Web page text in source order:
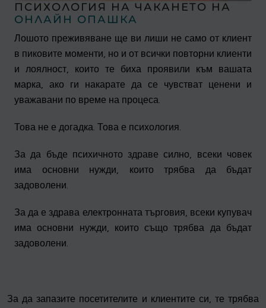
ПСИХОЛОГИЯ НА ЧАКАНЕТО НА
ОНЛАЙН ОПАШКА
Лошото преживяване ще ви лиши не само от клиент
в пиковите моменти, но и от всички повторни клиенти
и лоялност, които те биха проявили към вашата
марка, ако ги накарате да се чувстват ценени и
уважавани по време на процеса.
Това не е догадка. Това е психология.
За да бъде психичното здраве силно, всеки човек
има основни нужди, които трябва да бъдат
задоволени.
За да е здрава електронната търговия, всеки купувач
има основни нужди, които също трябва да бъдат
задоволени.
За да запазите посетителите и клиентите си, те трябва